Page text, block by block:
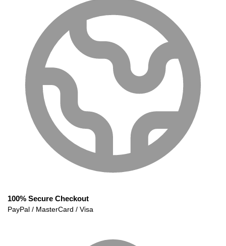
100% Secure Checkout
PayPal / MasterCard / Visa